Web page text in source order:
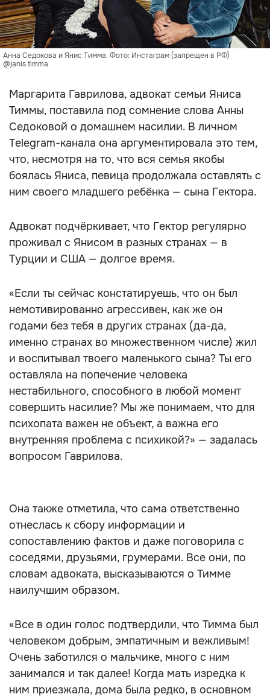
Анна Седокова и Янис Тимма. Фото: Инстаграм (запрещен в РФ)
@janis.timma
Маргарита Гаврилова, адвокат семьи Яниса
Тиммы, поставила под сомнение слова Анны
Седоковой о домашнем насилии. В личном
Telegram-канала она аргументировала это тем,
что, несмотря на то, что вся семья якобы
боялась Яниса, певица продолжала оставлять с
ним своего младшего ребёнка — сына Гектора.
Адвокат подчёркивает, что Гектор регулярно
проживал с Янисом в разных странах — в
Турции и США — долгое время.
«Если ты сейчас констатируешь, что он был
немотивированно агрессивен, как же он
годами без тебя в других странах (да-да,
именно странах во множественном числе) жил
и воспитывал твоего маленького сына? Ты его
оставляла на попечение человека
нестабильного, способного в любой момент
совершить насилие? Мы же понимаем, что для
психопата важен не объект, а важна его
внутренняя проблема с психикой?» — задалась
вопросом Гаврилова.
Она также отметила, что сама ответственно
отнеслась к сбору информации и
сопоставлению фактов и даже поговорила с
соседями, друзьями, грумерами. Все они, по
словам адвоката, высказываются о Тимме
наилучшим образом.
«Все в один голос подтвердили, что Тимма был
человеком добрым, эмпатичным и вежливым!
Очень заботился о мальчике, много с ним
занимался и так далее! Когда мать изредка к
ним приезжала, дома была редко, в основном